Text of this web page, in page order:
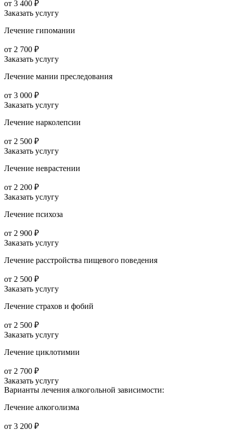
от 3 400 ₽
Заказать услугу
Лечение гипомании
от 2 700 ₽
Заказать услугу
Лечение мании преследования
от 3 000 ₽
Заказать услугу
Лечение нарколепсии
от 2 500 ₽
Заказать услугу
Лечение неврастении
от 2 200 ₽
Заказать услугу
Лечение психоза
от 2 900 ₽
Заказать услугу
Лечение расстройства пищевого поведения
от 2 500 ₽
Заказать услугу
Лечение страхов и фобий
от 2 500 ₽
Заказать услугу
Лечение циклотимии
от 2 700 ₽
Заказать услугу
Варианты лечения алкогольной зависимости:
Лечение алкоголизма
от 3 200 ₽